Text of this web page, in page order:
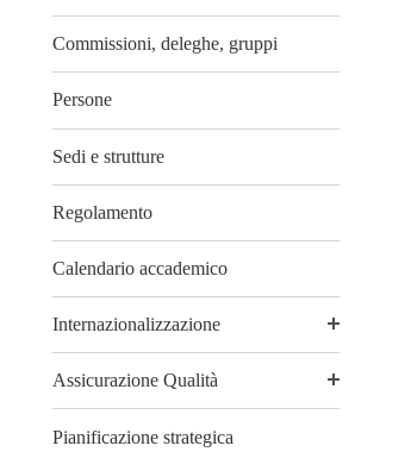
Commissioni, deleghe, gruppi
Persone
Sedi e strutture
Regolamento
Calendario accademico
Internazionalizzazione
Assicurazione Qualità
Pianificazione strategica